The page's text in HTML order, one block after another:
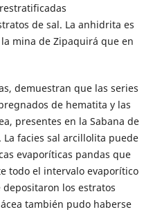
de sal. La anhidrita es
mina de Zipaquirá que en
demuestran que las series
de hematita y las
presentes en la Sabana de
La facies sal arcillolita puede
evaporíticas pandas que
todo el intervalo evaporítico
los estratos
también pudo haberse